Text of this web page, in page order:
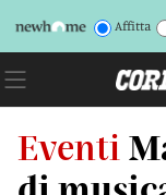
Affitta
Eventi